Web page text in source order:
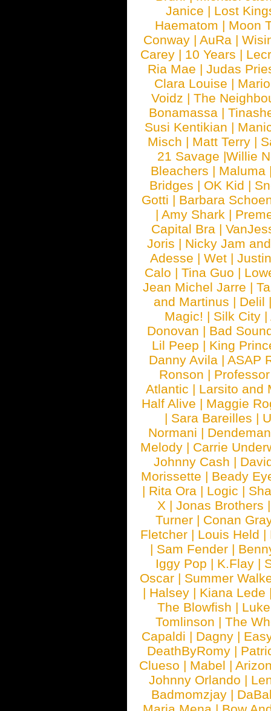
Janice | Lost
Haematom | Moon
Conway |AuRa |
Carey | 10 Years |
Ria Mae |Judas
Clara Louise |
Voidz |The
Bonamassa |
Susi Kentikian |
Misch | Matt Terry |
21 Savage |Willie
Bleachers | Maluma
Bridges | OK Kid |
Gotti | Barbara
| Amy Shark |
Capital Bra |
Joris | Nicky Jam
Adesse | Wet |
Calo | Tina Guo |
Jean Michel Jarre |
and Martinus | Delil
Magic! | Silk City |
Donovan | Bad
Lil Peep | King
Danny Avila | ASAP
Ronson |
Atlantic | Larsito and
Half Alive | Maggie
| Sara Bareilles |
Normani |
Melody | Carrie
Johnny Cash |
Morissette | Beady
| Rita Ora | Logic |
X | Jonas Brothers
Turner | Conan
Fletcher | Louis Held |
| Sam Fender |
Iggy Pop | K.Flay |
Oscar | Summer
| Halsey | Kiana Lede
The Blowfish |
Tomlinson | The
Capaldi | Dagny |
DeathByRomy |
Clueso | Mabel |
Johnny Orlando |
Badmomzjay |